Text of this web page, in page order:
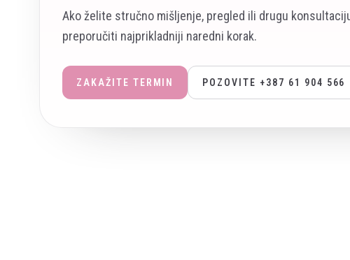
Ako želite stručno mišljenje, pregled ili drugu
preporučiti najprikladniji naredni korak.
ZAKAŽITE TERMIN POZOVITE +387 61 904 566